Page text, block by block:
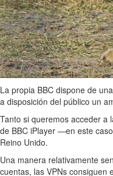
La propia BBC dispone de
a disposición del público un
Tanto si queremos acceder a
de BBC iPlayer —en este
Reino Unido.
Una manera relativamente
cuentas, las VPNs consiguen